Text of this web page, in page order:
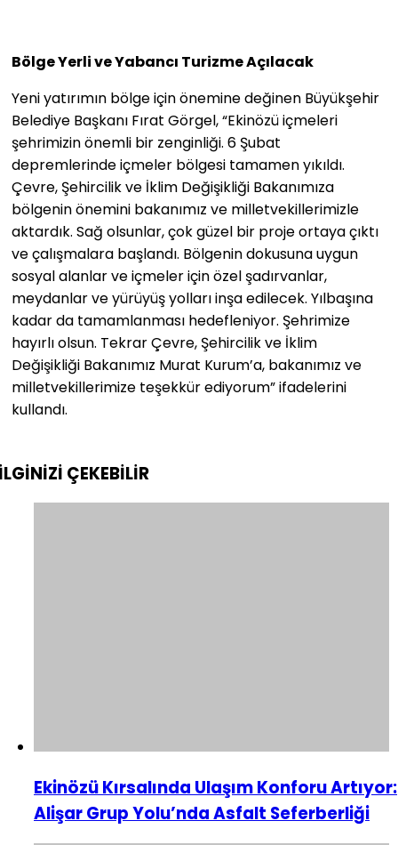
Bölge Yerli ve Yabancı Turizme Açılacak
Yeni yatırımın bölge için önemine değinen Büyükşehir
Belediye Başkanı Fırat Görgel, “Ekinözü içmeleri
şehrimizin önemli bir zenginliği. 6 Şubat
depremlerinde içmeler bölgesi tamamen yıkıldı.
Çevre, Şehircilik ve İklim Değişikliği Bakanımıza
bölgenin önemini bakanımız ve milletvekillerimizle
aktardık. Sağ olsunlar, çok güzel bir proje ortaya çıktı
ve çalışmalara başlandı. Bölgenin dokusuna uygun
sosyal alanlar ve içmeler için özel şadırvanlar,
meydanlar ve yürüyüş yolları inşa edilecek. Yılbaşına
kadar da tamamlanması hedefleniyor. Şehrimize
hayırlı olsun. Tekrar Çevre, Şehircilik ve İklim
Değişikliği Bakanımız Murat Kurum’a, bakanımız ve
milletvekillerimize teşekkür ediyorum” ifadelerini
kullandı.
ÇEKEBİLİR
Ekinözü Kırsalında Ulaşım Konforu Artıyor:
Alişar Grup Yolu’nda Asfalt Seferberliği